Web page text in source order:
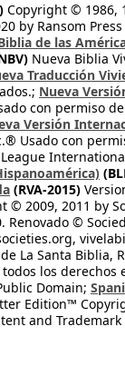
Copyright © 1986,
by Ransom
de las
Nueva Biblia
Traducción
Nueva
con permiso
Versión
Usado con
(RVA-2015)
© 2009, 2011 by
Renovado ©
La Santa
los derechos
Domain;
Edition™
and